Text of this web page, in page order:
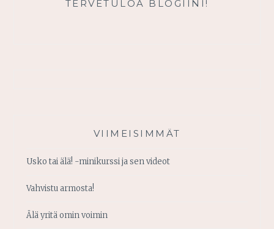
TERVETULOA BLOGIINI!
VIIMEISIMMÄT
Usko tai älä! -minikurssi ja sen videot
Vahvistu armosta!
Älä yritä omin voimin